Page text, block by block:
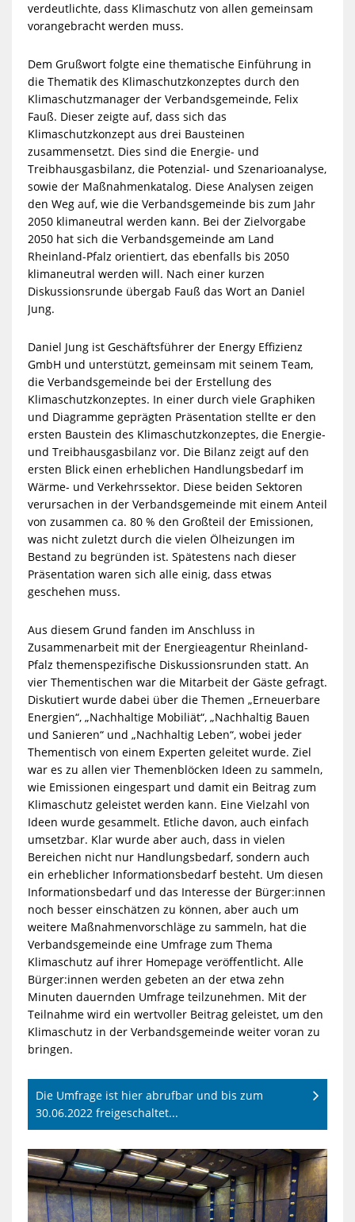
verdeutlichte, dass Klimaschutz von allen gemeinsam
vorangebracht werden muss.
Dem Grußwort folgte eine thematische Einführung in
die Thematik des Klimaschutzkonzeptes durch den
Klimaschutzmanager der Verbandsgemeinde, Felix
Fauß. Dieser zeigte auf, dass sich das
Klimaschutzkonzept aus drei Bausteinen
zusammensetzt. Dies sind die Energie- und
Treibhausgasbilanz, die Potenzial- und Szenarioanalyse,
sowie der Maßnahmenkatalog. Diese Analysen zeigen
den Weg auf, wie die Verbandsgemeinde bis zum Jahr
2050 klimaneutral werden kann. Bei der Zielvorgabe
2050 hat sich die Verbandsgemeinde am Land
Rheinland-Pfalz orientiert, das ebenfalls bis 2050
klimaneutral werden will. Nach einer kurzen
Diskussionsrunde übergab Fauß das Wort an Daniel
Jung.
Daniel Jung ist Geschäftsführer der Energy Effizienz
GmbH und unterstützt, gemeinsam mit seinem Team,
die Verbandsgemeinde bei der Erstellung des
Klimaschutzkonzeptes. In einer durch viele Graphiken
und Diagramme geprägten Präsentation stellte er den
ersten Baustein des Klimaschutzkonzeptes, die Energie-
und Treibhausgasbilanz vor. Die Bilanz zeigt auf den
ersten Blick einen erheblichen Handlungsbedarf im
Wärme- und Verkehrssektor. Diese beiden Sektoren
verursachen in der Verbandsgemeinde mit einem Anteil
von zusammen ca. 80 % den Großteil der Emissionen,
was nicht zuletzt durch die vielen Ölheizungen im
Bestand zu begründen ist. Spätestens nach dieser
Präsentation waren sich alle einig, dass etwas
geschehen muss.
Aus diesem Grund fanden im Anschluss in
Zusammenarbeit mit der Energieagentur Rheinland-
Pfalz themenspezifische Diskussionsrunden statt. An
vier Thementischen war die Mitarbeit der Gäste gefragt.
Diskutiert wurde dabei über die Themen „Erneuerbare
Energien“, „Nachhaltige Mobiliät“, „Nachhaltig Bauen
und Sanieren“ und „Nachhaltig Leben“, wobei jeder
Thementisch von einem Experten geleitet wurde. Ziel
war es zu allen vier Themenblöcken Ideen zu sammeln,
wie Emissionen eingespart und damit ein Beitrag zum
Klimaschutz geleistet werden kann. Eine Vielzahl von
Ideen wurde gesammelt. Etliche davon, auch einfach
umsetzbar. Klar wurde aber auch, dass in vielen
Bereichen nicht nur Handlungsbedarf, sondern auch
ein erheblicher Informationsbedarf besteht. Um diesen
Informationsbedarf und das Interesse der Bürger:innen
noch besser einschätzen zu können, aber auch um
weitere Maßnahmenvorschläge zu sammeln, hat die
Verbandsgemeinde eine Umfrage zum Thema
Klimaschutz auf ihrer Homepage veröffentlicht. Alle
Bürger:innen werden gebeten an der etwa zehn
Minuten dauernden Umfrage teilzunehmen. Mit der
Teilnahme wird ein wertvoller Beitrag geleistet, um den
Klimaschutz in der Verbandsgemeinde weiter voran zu
bringen.
Die Umfrage ist hier abrufbar und bis zum
30.06.2022 freigeschaltet...